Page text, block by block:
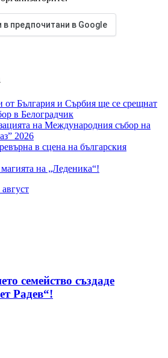
в предпочитани в Google
от България и Сърбия ще се срещнат
в Белоградчик
на Международния събор на
2026
в сцена на българския
на „Леденика“!
август
семейство създаде
Радев“!